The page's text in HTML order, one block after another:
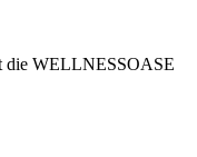
die WELLNESSOASE